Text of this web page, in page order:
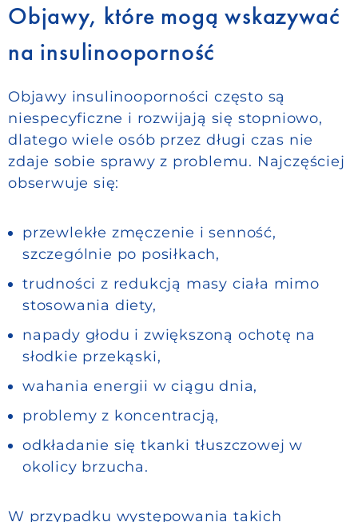
Objawy, które mogą wskazywać
na insulinooporność
Objawy insulinooporności często są
niespecyficzne i rozwijają się stopniowo,
dlatego wiele osób przez długi czas nie
zdaje sobie sprawy z problemu. Najczęściej
obserwuje się:
przewlekłe zmęczenie i senność,
szczególnie po posiłkach,
trudności z redukcją masy ciała mimo
stosowania diety,
napady głodu i zwiększoną ochotę na
słodkie przekąski,
wahania energii w ciągu dnia,
problemy z koncentracją,
odkładanie się tkanki tłuszczowej w
okolicy brzucha.
W przypadku występowania takich